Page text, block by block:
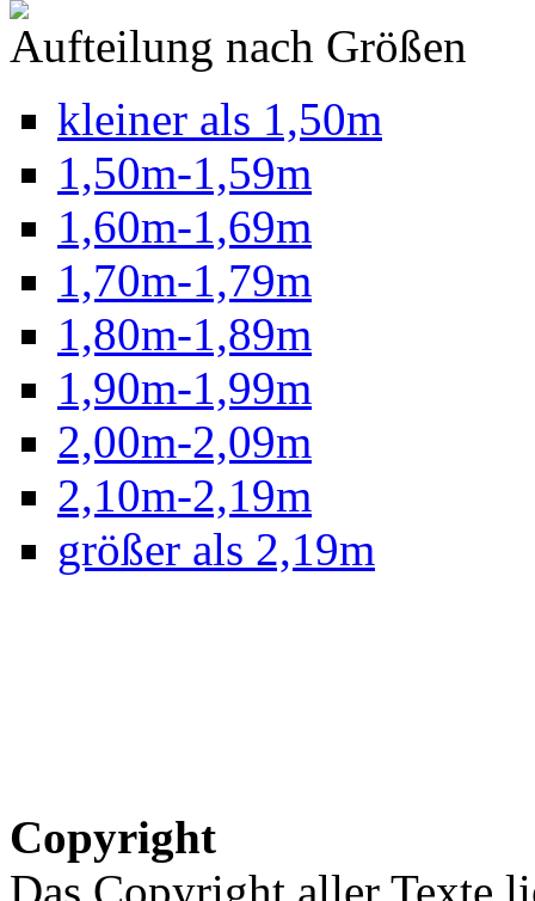
Aufteilung nach Größen
kleiner als 1,50m
1,50m-1,59m
1,60m-1,69m
1,70m-1,79m
1,80m-1,89m
1,90m-1,99m
2,00m-2,09m
2,10m-2,19m
größer als 2,19m
Copyright
Das Copyright aller Texte